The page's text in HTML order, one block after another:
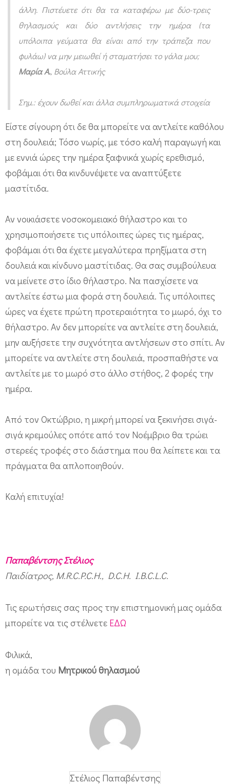
άλλη. Πιστέυετε ότι θα τα καταφέρω με δύο-τρεις
θηλασμούς και δύο αντλήσεις την ημέρα (τα
υπόλοιπα γεύματα θα είναι από την τράπεζα που
φυλάω) να μην μειωθεί ή σταματήσει το γάλα μου;
Μαρία Α., Βούλα Αττικής
Σημ.: έχουν δωθεί και άλλα συμπληρωματικά στοιχεία
Είστε σίγουρη ότι δε θα μπορείτε να αντλείτε καθόλου
στη δουλειά; Τόσο νωρίς, με τόσο καλή παραγωγή και
με εννιά ώρες την ημέρα ξαφνικά χωρίς ερεθισμό,
φοβάμαι ότι θα κινδυνέψετε να αναπτύξετε
μαστίτιδα.
Αν νοικιάσετε νοσοκομειακό θήλαστρο και το
χρησιμοποιήσετε τις υπόλοιπες ώρες τις ημέρας,
φοβάμαι ότι θα έχετε μεγαλύτερα πρηξίματα στη
δουλειά και κίνδυνο μαστίτιδας. Θα σας συμβούλευα
να μείνετε στο ίδιο θήλαστρο. Να πασχίσετε να
αντλείτε έστω μια φορά στη δουλειά. Τις υπόλοιπες
ώρες να έχετε πρώτη προτεραιότητα το μωρό, όχι το
θήλαστρο. Αν δεν μπορείτε να αντλείτε στη δουλειά,
μην αυξήσετε την συχνότητα αντλήσεων στο σπίτι. Αν
μπορείτε να αντλείτε στη δουλειά, προσπαθήστε να
αντλείτε με το μωρό στο άλλο στήθος, 2 φορές την
ημέρα.
Από τον Οκτώβριο, η μικρή μπορεί να ξεκινήσει σιγά-
σιγά κρεμούλες οπότε από τον Νοέμβριο θα τρώει
στερεές τροφές στο διάστημα που θα λείπετε και τα
πράγματα θα απλοποιηθούν.
Καλή επιτυχία!
Παπαβέντσης Στέλιος
Παιδίατρος, M.R.C.P.C.H., D.C.H. I.B.C.L.C.
Τις ερωτήσεις σας προς την επιστημονική μας ομάδα
μπορείτε να τις στέλνετε ΕΔΩ
Φιλικά,
η ομάδα του Μητρικού θηλασμού
Στέλιος Παπαβέντσης